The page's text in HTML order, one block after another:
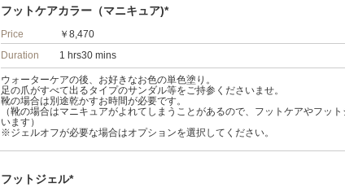
フットケアカラー（マニキュア)*
Price
￥8,470
Duration
1 hrs30 mins
ウォーターケアの後、お好きなお色の単色塗り。
足の爪がすべて出るタイプのサンダル等をご持参くださいませ。
靴の場合は別途乾かすお時間が必要です。
（靴の場合はマニキュアがよれてしまうことがあるので、フットケアやフッ
います）
※ジェルオフが必要な場合はオプションを選択してください。
フットジェル*